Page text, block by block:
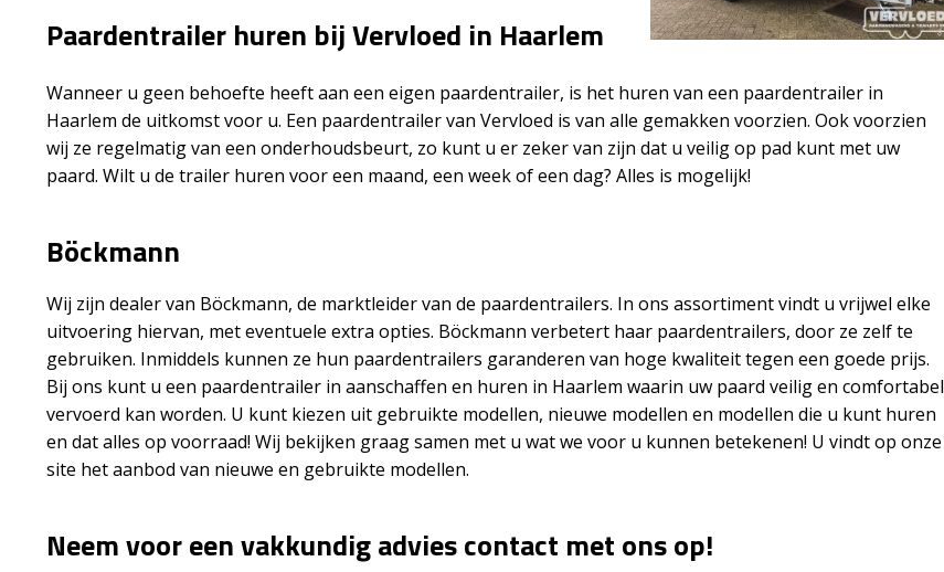
Paardentrailer huren bij Vervloed in Haarlem
Wanneer u geen behoefte heeft aan een eigen paardentrailer, is het huren van een paardentrailer in
Haarlem de uitkomst voor u. Een paardentrailer van Vervloed is van alle gemakken voorzien. Ook voorzien
wij ze regelmatig van een onderhoudsbeurt, zo kunt u er zeker van zijn dat u veilig op pad kunt met uw
paard. Wilt u de trailer huren voor een maand, een week of een dag? Alles is mogelijk!
Böckmann
Wij zijn dealer van Böckmann, de marktleider van de paardentrailers. In ons assortiment vindt u vrijwel elke
uitvoering hiervan, met eventuele extra opties. Böckmann verbetert haar paardentrailers, door ze zelf te
gebruiken. Inmiddels kunnen ze hun paardentrailers garanderen van hoge kwaliteit tegen een goede prijs.
Bij ons kunt u een paardentrailer in aanschaffen en huren in Haarlem waarin uw paard veilig en comfortabel
vervoerd kan worden. U kunt kiezen uit gebruikte modellen, nieuwe modellen en modellen die u kunt huren
en dat alles op voorraad! Wij bekijken graag samen met u wat we voor u kunnen betekenen! U vindt op onze
site het aanbod van nieuwe en gebruikte modellen.
Neem voor een vakkundig advies contact met ons op!